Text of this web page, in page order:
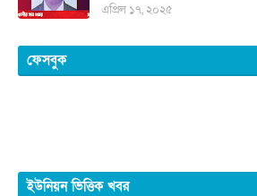
এপ্রিল ১৭, ২০২৫
ফেসবুক
ইউনিয়ন ভিত্তিক খবর